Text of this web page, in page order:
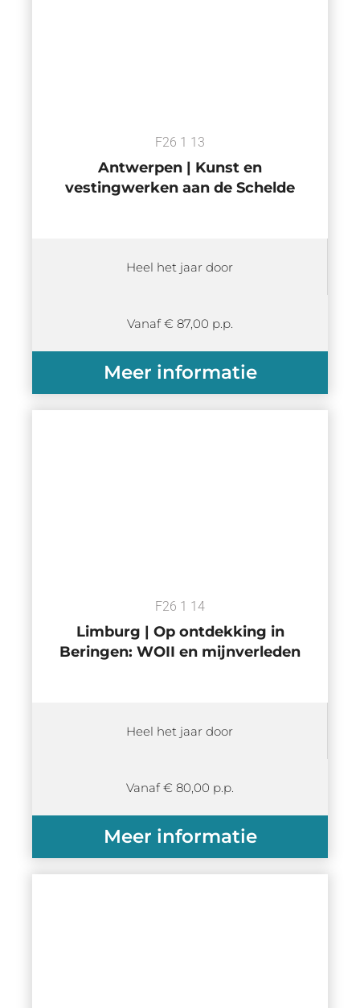
F26 1 13
Antwerpen | Kunst en
vestingwerken aan de Schelde
Heel het jaar door
Vanaf € 87,00 p.p.
Meer informatie
F26 1 14
Limburg | Op ontdekking in
Beringen: WOII en mijnverleden
Heel het jaar door
Vanaf € 80,00 p.p.
Meer informatie